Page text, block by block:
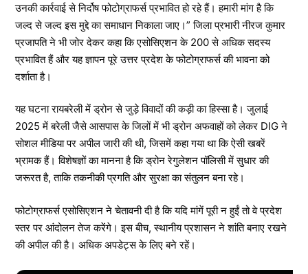
उनकी कार्रवाई से निर्दोष फोटोग्राफर्स प्रभावित हो रहे हैं। हमारी मांग है कि
जल्द से जल्द इस मुद्दे का समाधान निकाला जाए।” जिला प्रभारी नीरज कुमार
प्रजापति ने भी जोर देकर कहा कि एसोसिएशन के 200 से अधिक सदस्य
प्रभावित हैं और यह ज्ञापन पूरे उत्तर प्रदेश के फोटोग्राफर्स की भावना को
दर्शाता है।
यह घटना रायबरेली में ड्रोन से जुड़े विवादों की कड़ी का हिस्सा है। जुलाई
2025 में बरेली जैसे आसपास के जिलों में भी ड्रोन अफवाहों को लेकर DIG ने
सोशल मीडिया पर अपील जारी की थी, जिसमें कहा गया था कि ऐसी खबरें
भ्रामक हैं। विशेषज्ञों का मानना है कि ड्रोन रेगुलेशन पॉलिसी में सुधार की
जरूरत है, ताकि तकनीकी प्रगति और सुरक्षा का संतुलन बना रहे।
फोटोग्राफर्स एसोसिएशन ने चेतावनी दी है कि यदि मांगें पूरी न हुईं तो वे प्रदेश
स्तर पर आंदोलन तेज करेंगे। इस बीच, स्थानीय प्रशासन ने शांति बनाए रखने
की अपील की है। अधिक अपडेट्स के लिए बने रहें।